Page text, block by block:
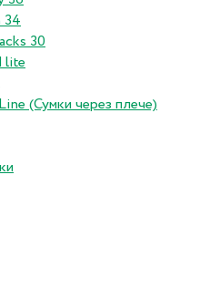
34
30
lite
(Сумки через плече)